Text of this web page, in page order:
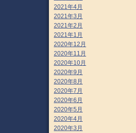
2021年4月
2021年3月
2021年2月
2021年1月
2020年12月
2020年11月
2020年10月
2020年9月
2020年8月
2020年7月
2020年6月
2020年5月
2020年4月
2020年3月